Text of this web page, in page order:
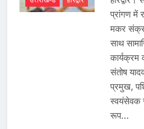
प्रांगण में
मकर
साथ
कार्यक्रम
संतोष
प्रमुख,
स्वयंसेवक
रूप…